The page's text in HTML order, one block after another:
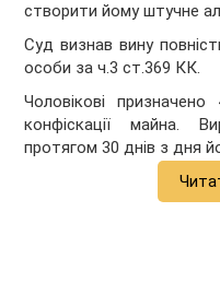
створити йому штучне
Суд визнав вину
особи за ч.3 ст.369 КК.
Чоловікові
конфіскації майна.
протягом 30 днів з дня